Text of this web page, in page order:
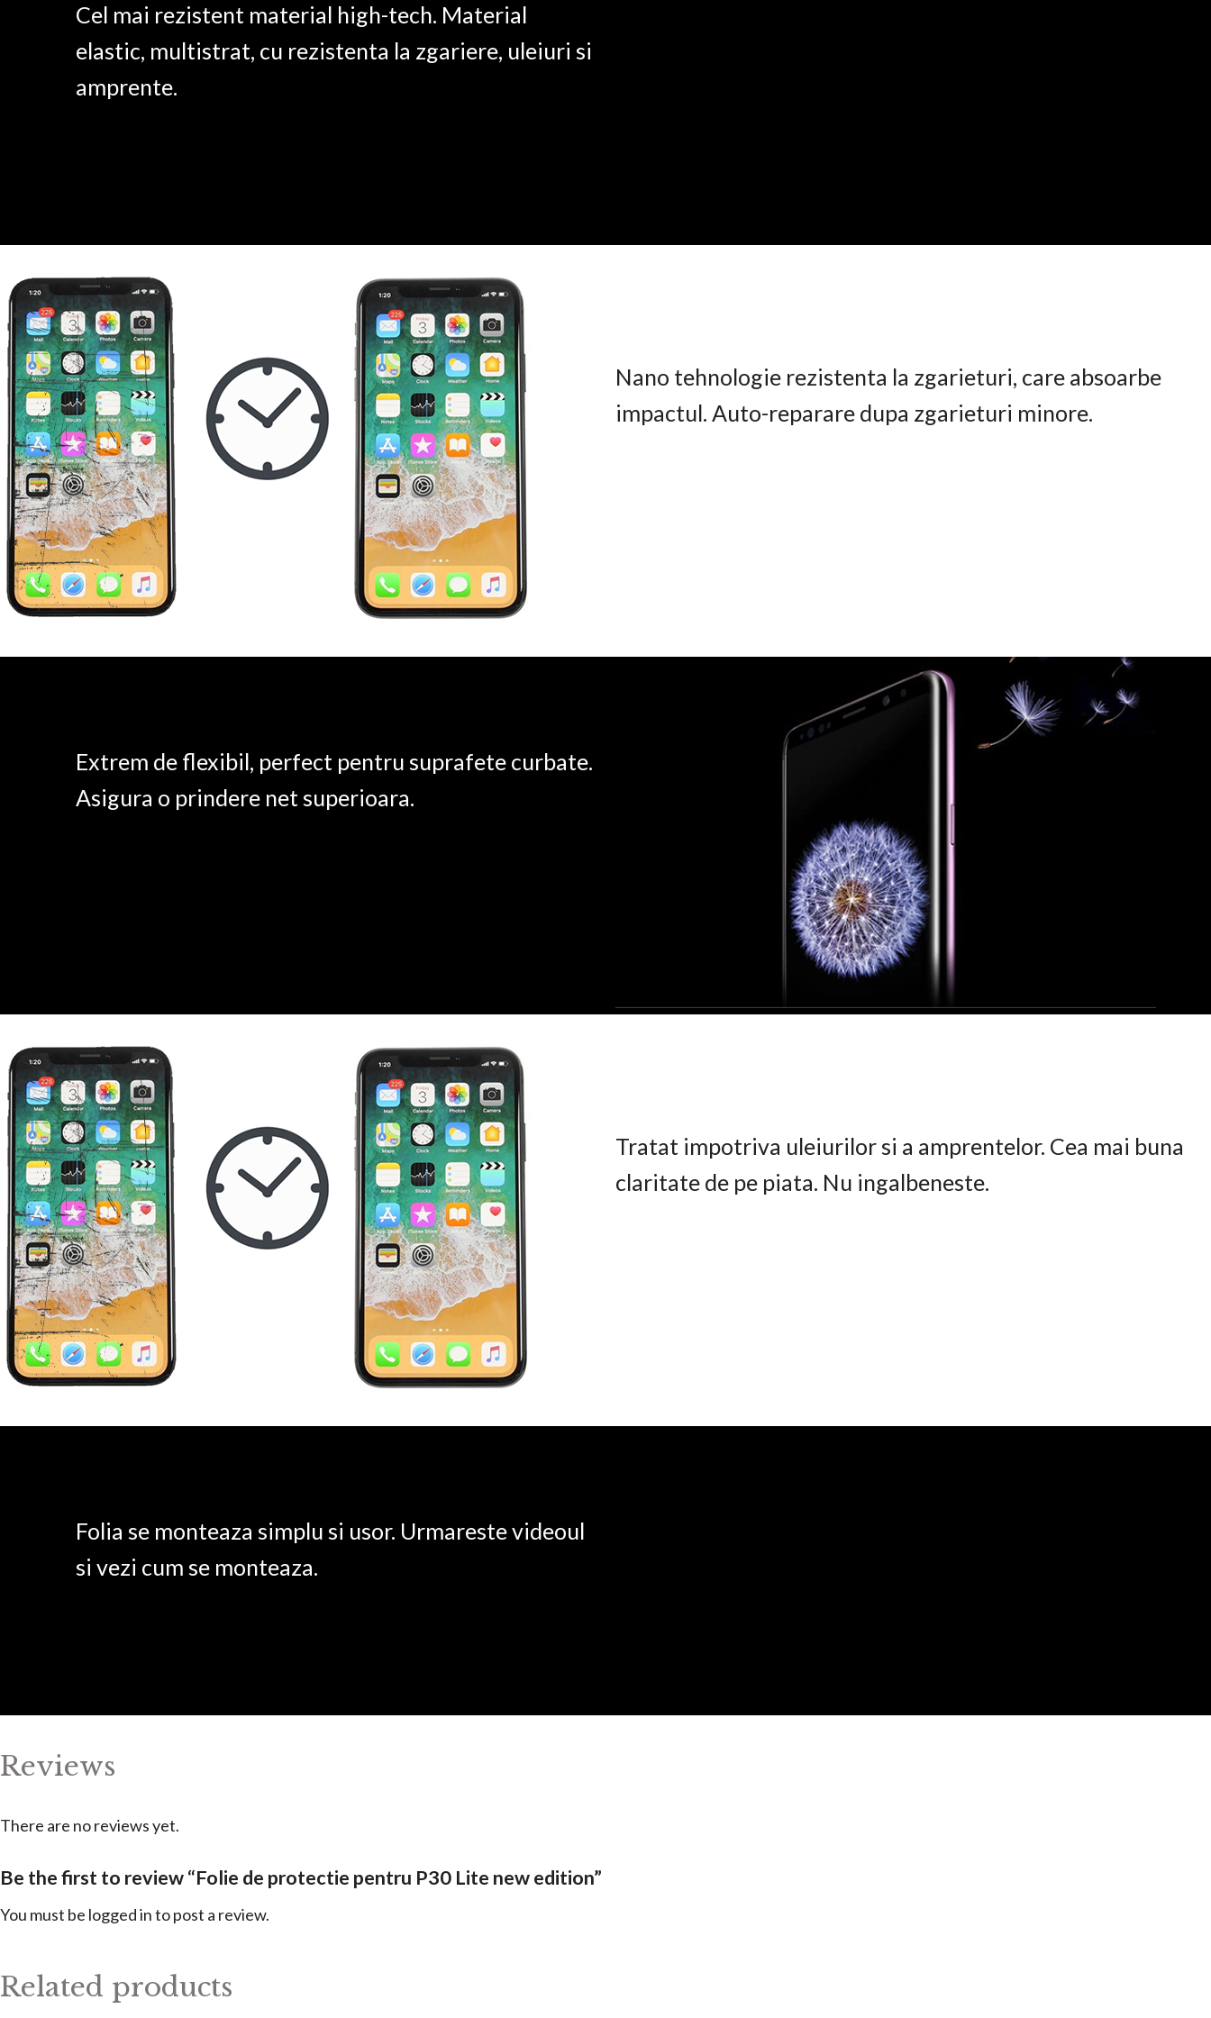
Cel mai rezistent material high-tech. Material
elastic, multistrat, cu rezistenta la zgariere, uleiuri si
amprente.
Nano tehnologie rezistenta la zgarieturi, care absoarbe
impactul. Auto-reparare dupa zgarieturi minore.
Extrem de flexibil, perfect pentru suprafete curbate.
Asigura o prindere net superioara.
Tratat impotriva uleiurilor si a amprentelor. Cea mai buna
claritate de pe piata. Nu ingalbeneste.
Folia se monteaza simplu si usor. Urmareste videoul
si vezi cum se monteaza.
Reviews
There are no reviews yet.
Be the first to review “Folie de protectie pentru P30 Lite new edition”
You must be logged into post a review.
Related products